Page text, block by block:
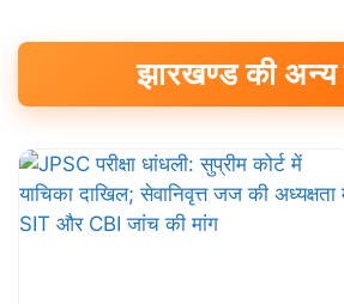
झारखण्ड की